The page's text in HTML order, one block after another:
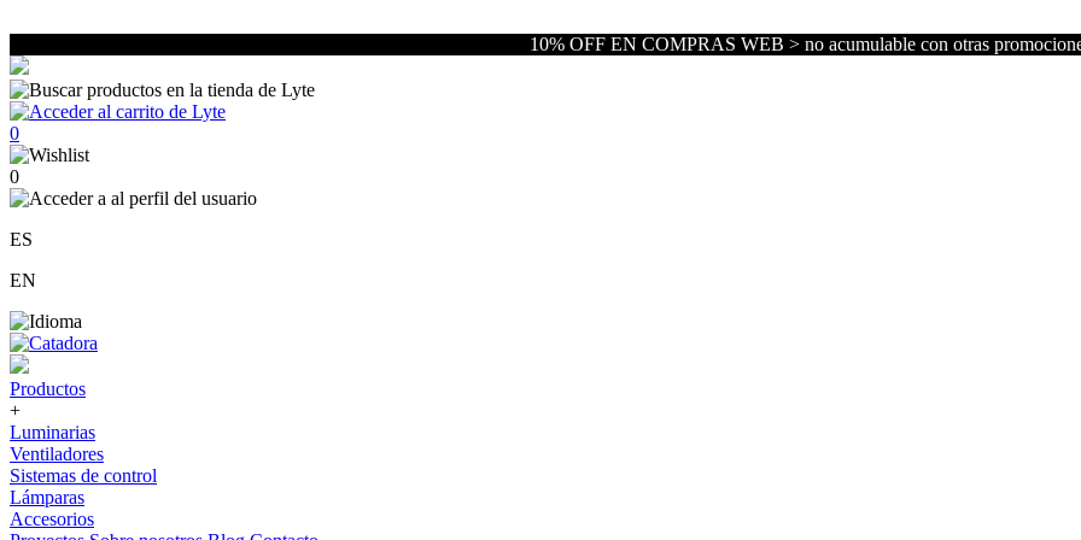
10% OFF EN COMPRAS WEB > no acumulable con otras
0
0
ES
EN
Productos
+
Luminarias
Ventiladores
Sistemas de control
Lámparas
Accesorios